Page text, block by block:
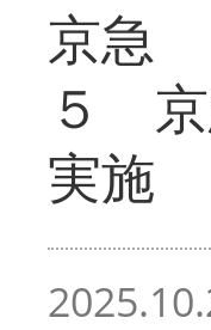
京急
５ 京
実施